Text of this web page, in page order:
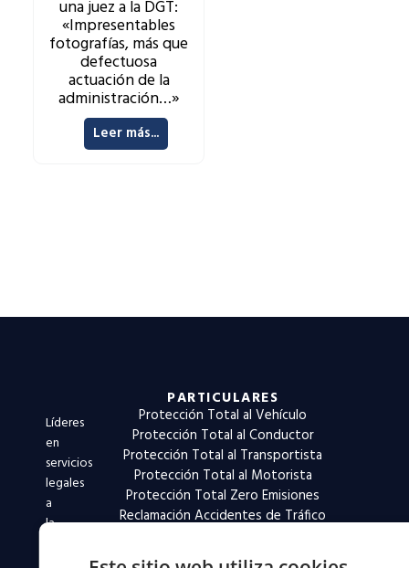
una juez a la DGT:
«Impresentables
fotografías, más que
defectuosa
actuación de la
administración…»
Leer más...
Líderes
en
servicios
legales
a
la
PARTICULARES
Protección Total al Vehículo
Protección Total al Conductor
Protección Total al Transportista
Protección Total al Motorista
Protección Total Zero Emisiones
Reclamación Accidentes de Tráfico